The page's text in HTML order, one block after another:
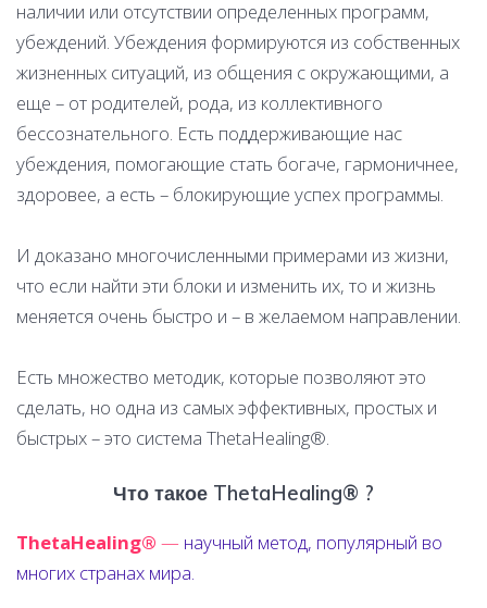
наличии или отсутствии определенных программ,
убеждений. Убеждения формируются из собственных
жизненных ситуаций, из общения с окружающими, а
еще – от родителей, рода, из коллективного
бессознательного. Есть поддерживающие нас
убеждения, помогающие стать богаче, гармоничнее,
здоровее, а есть – блокирующие успех программы.
И доказано многочисленными примерами из жизни,
что если найти эти блоки и изменить их, то и жизнь
меняется очень быстро и – в желаемом направлении.
Есть множество методик, которые позволяют это
сделать, но одна из самых эффективных, простых и
быстрых – это система ThetaHealing®.
Что такое ThetaHealing® ?
ThetaHealing® — научный метод, популярный во
многих странах мира.